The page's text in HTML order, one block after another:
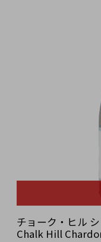
チョーク・ヒル
Chalk Hill